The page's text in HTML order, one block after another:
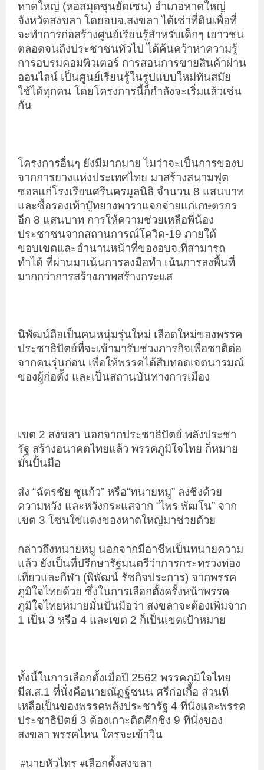
หาดใหญ่ (หอสมุดซุนยัดเซน) อำเภอหาดใหญ่
จังหวัดสงขลา โดยอบจ.สงขลา ได้เช่าที่ดินเพื่อที่
จะทำการก่อสร้างศูนย์เรียนรู้สำหรับเด็กๆ เยาวชน
ตลอดจนถึงประชาชนทั่วไป ได้ค้นคว้าหาความรู้
การอบรมคอมพิวเตอร์ การสอนการขายสินค้าผ่าน
ออนไลน์ เป็นศูนย์เรียนรู้ในรูปแบบใหม่ทันสมัย
ใช้ได้ทุกคน โดยโครงการนี้ก็กำลังจะเริ่มแล้วเช่น
กัน
โครงการอื่นๆ ยังมีมากมาย ไมว่าจะเป็นการของบ
จากการยางแห่งประเทศไทย มาสร้างสนามฟุต
ซอลแก่โรงเรียนศรีนครมูลนิธิ จำนวน 8 แสนบาท
และซื้อรองเท้าบู๊ทยางพาราแจกจ่ายแก่เกษตรกร
อีก 8 แสนบาท การให้ความช่วยเหลือพี่น้อง
ประชาชนจากสถานการณ์โควิด-19 ภายใต้
ขอบเขตและอำนานหน้าที่ของอบจ.ที่สามารถ
ทำได้ ที่ผ่านมาเน้นการลงมือทำ เน้นการลงพื้นที่
มากกว่าการสร้างภาพสร้างกระแส
นิพัฒน์ถือเป็นคนหนุ่มรุ่นใหม่ เลือดใหม่ของพรรค
ประชาธิปัตย์ที่จะเข้ามารับช่วงภารกิจเพื่อชาติต่อ
จากคนรุ่นก่อน เพื่อให้พรรคได้สืบทอดเจตนารมณ์
ของผู้ก่อตั้ง และเป็นสถานบันทางการเมือง
เขต 2 สงขลา นอกจากประชาธิปัตย์ พลังประชา
รัฐ สร้างอนาคตไทยแล้ว พรรคภูมิใจไทย ก็หมาย
มั่นปั้นมือ
ส่ง “ฉัตรชัย ชูแก้ว” หรือ“ทนายหมู” ลงชิงด้วย
ความหวัง และหวังกระแสจาก “ไพร พัฒโน” จาก
เขต 3 โซนใข่แดงของหาดใหญ่มาช่วยด้วย
กล่าวถึงทนายหมู นอกจากมีอาชีพเป็นทนายความ
แล้ว ยังเป็นที่ปรึกษารัฐมนตรีว่าการกระทรวงท่อง
เที่ยวและกีฬา (พิพัฒน์ รัชกิจประการ) จากพรรค
ภูมิใจไทยด้วย ซึ่งในการเลือกตั้งครั้งหน้าพรรค
ภูมิใจไทยหมายมั่นปั่นมือว่า สงขลาจะต้องเพิ่มจาก
1 เป็น 3 หรือ 4 และเขต 2 ก็เป็นเขตเป้าหมาย
ทั้งนี้ในการเลือกตั้งเมื่อปี 2562 พรรคภูมิใจไทย
มีส.ส.1 ที่นั่งคือนายณัฏฐ์ชนน ศรีก่อเกื้อ ส่วนที่
เหลือเป็นของพรรคพลังประชารัฐ 4 ที่นั่งและพรรค
ประชาธิปัตย์ 3 ต้องเกาะติดศึกชิง 9 ที่นั่งของ
สงขลา พรรคไหน ใครจะเข้าวิน
#นายหัวไทร #เลือกตั้งสงขลา